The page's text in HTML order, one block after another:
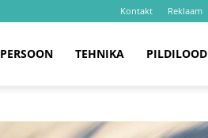
Kontakt Reklaam
PERSOON TEHNIKA PILDILOOD